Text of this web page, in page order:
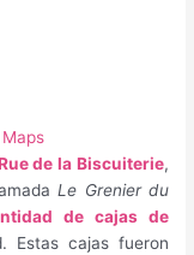
de la Biscuiterie,
Le Grenier du
de cajas de
Estas cajas fueron